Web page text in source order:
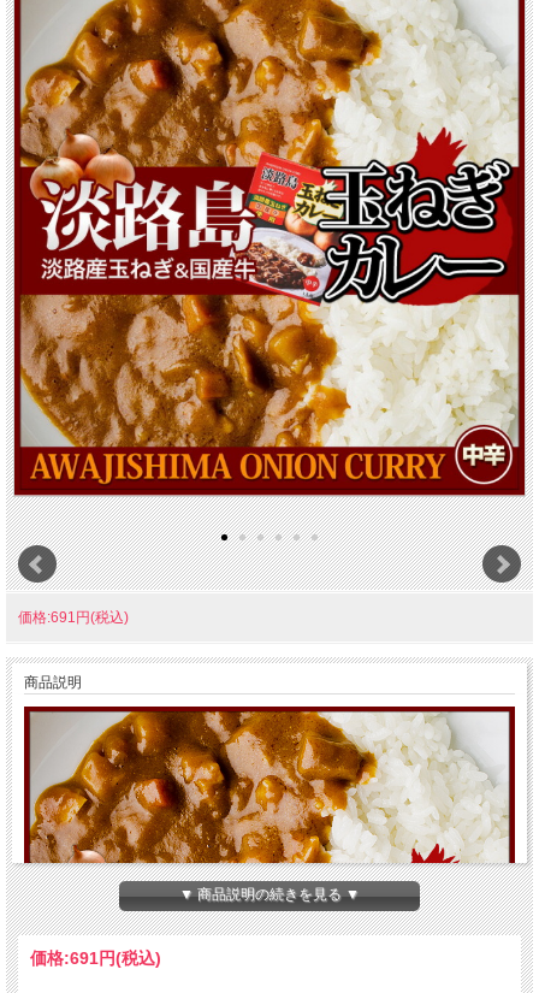
価格:691円(税込)
商品説明
▼ 商品説明の続きを見る ▼
価格:691円(税込)